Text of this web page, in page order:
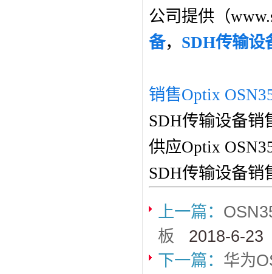
公司提供（
备， SDH传输设
销售Optix
SDH传输设备销
供应Optix
SDH传输设备销
上一篇：
板
2018-6-23
下一篇： 华为